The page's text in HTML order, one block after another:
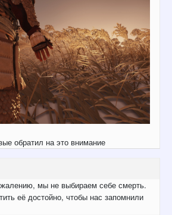
обратил на это внимание
мы не выбираем себе смерть.
её достойно, чтобы нас запомнили